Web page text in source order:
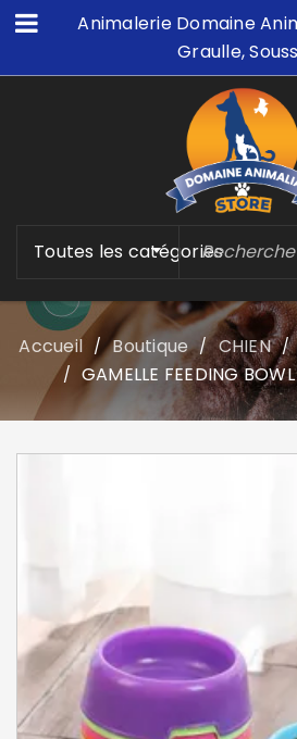
Animalerie Domaine
Graulle,
Toutes les catégories
Accueil / Boutique / CHIEN /
/ GAMELLE FEEDING